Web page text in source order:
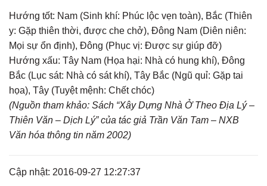
Hướng tốt: Nam (Sinh khí: Phúc lộc vẹn toàn), Bắc (Thiên
y: Gặp thiên thời, được che chở), Đông Nam (Diên niên:
Mọi sự ổn định), Đông (Phục vị: Được sự giúp đỡ)
Hướng xấu: Tây Nam (Họa hại: Nhà có hung khí), Đông
Bắc (Lục sát: Nhà có sát khí), Tây Bắc (Ngũ quỉ: Gặp tai
họa), Tây (Tuyệt mệnh: Chết chóc)
(Nguồn tham khảo: Sách “Xây Dựng Nhà Ở Theo Địa Lý –
Thiên Văn – Dịch Lý” của tác giả Trần Văn Tam – NXB
Văn hóa thông tin năm 2002)
Cập nhật: 2016-09-27 12:27:37